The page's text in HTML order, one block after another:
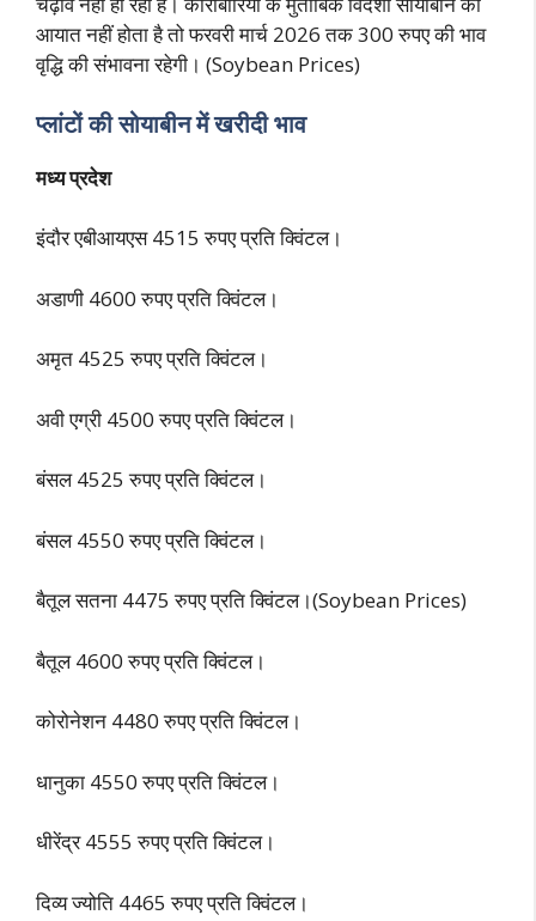
आयात नहीं होता है तो फरवरी मार्च 2026 तक 300 रुपए की भाव
वृद्धि की संभावना रहेगी। (Soybean Prices)
प्लांटों की सोयाबीन में खरीदी भाव
मध्य प्रदेश
इंदौर एबीआयएस 4515 रुपए प्रति क्विंटल।
अडाणी 4600 रुपए प्रति क्विंटल।
अमृत 4525 रुपए प्रति क्विंटल।
अवी एग्री 4500 रुपए प्रति क्विंटल।
बंसल 4525 रुपए प्रति क्विंटल।
बंसल 4550 रुपए प्रति क्विंटल।
बैतूल सतना 4475 रुपए प्रति क्विंटल।(Soybean Prices)
बैतूल 4600 रुपए प्रति क्विंटल।
कोरोनेशन 4480 रुपए प्रति क्विंटल।
धानुका 4550 रुपए प्रति क्विंटल।
धीरेंद्र 4555 रुपए प्रति क्विंटल।
दिव्य ज्योति 4465 रुपए प्रति क्विंटल।